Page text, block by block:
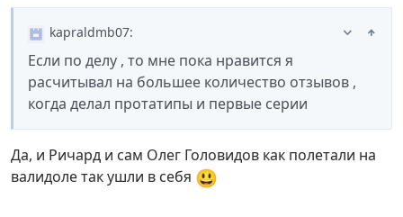
kapraldmb07:
Если по делу , то мне пока нравится я
расчитывал на большее количество отзывов ,
когда делал протатипы и первые серии
Да, и Ричард и сам Олег Головидов как полетали на
валидоле так ушли в себя 😃